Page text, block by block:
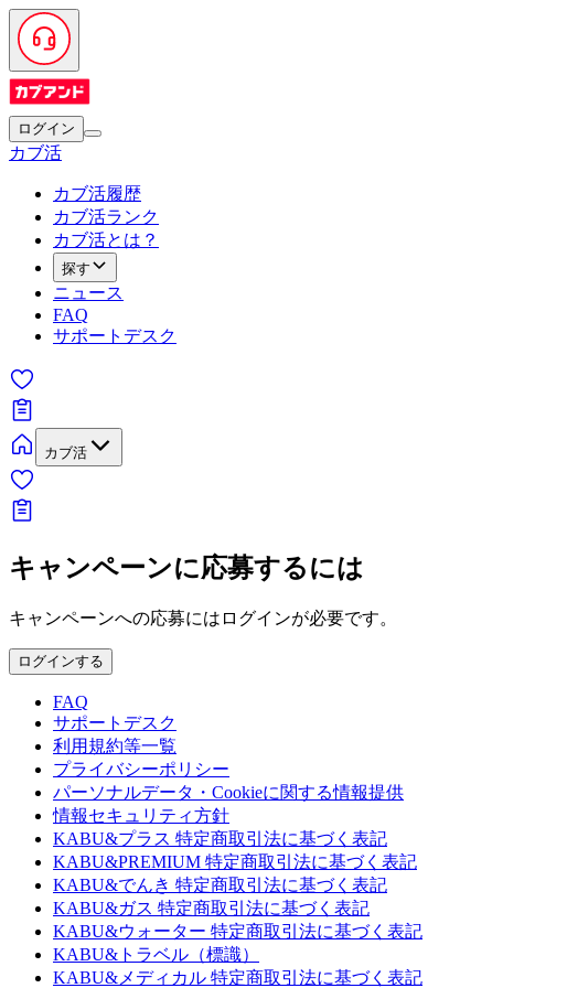
ログイン
カブ活
カブ活履歴
カブ活ランク
カブ活とは？
探す
ニュース
FAQ
サポートデスク
カブ活
キャンペーンに応募するには
キャンペーンへの応募にはログインが必要です。
ログインする
FAQ
サポートデスク
利用規約等一覧
プライバシーポリシー
パーソナルデータ・Cookieに関する情報提供
情報セキュリティ方針
KABU&プラス 特定商取引法に基づく表記
KABU&PREMIUM 特定商取引法に基づく表記
KABU&でんき 特定商取引法に基づく表記
KABU&ガス 特定商取引法に基づく表記
KABU&ウォーター 特定商取引法に基づく表記
KABU&トラベル（標識）
KABU&メディカル 特定商取引法に基づく表記